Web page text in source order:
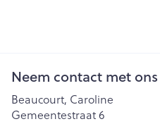
Neem contact met
Beaucourt, Caroline
Gemeentestraat 6